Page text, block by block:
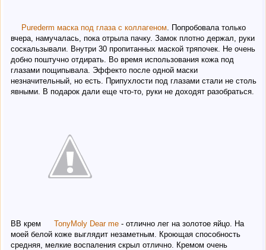
Purederm маска под глаза с коллагеном . Попробовала только
вчера, намучалась, пока отрыла пачку. Замок плотно держал, руки
соскальзывали. Внутри 30 пропитанных маской тряпочек. Не очень
добно поштучно отдирать. Во время использования кожа под
глазами пощипывала. Эффекто после одной маски
незначительный, но есть. Припухлости под глазами стали не столь
явными. В подарок дали еще что-то, руки не доходят разобраться.
BB крем TonyMoly Dear me - отлично лег на золотое яйцо. На
моей белой коже выглядит незаметным. Кроющая способность
средняя, мелкие воспаления скрыл отлично. Кремом очень